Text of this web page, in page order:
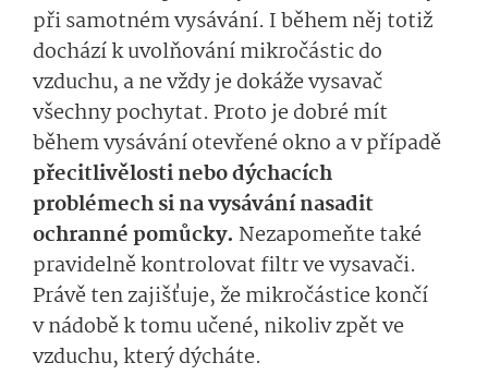
při samotném vysávání. I během něj totiž
dochází k uvolňování mikročástic do
vzduchu, a ne vždy je dokáže vysavač
všechny pochytat. Proto je dobré mít
během vysávání otevřené okno a v případě
přecitlivělosti nebo dýchacích
problémech si na vysávání nasadit
ochranné pomůcky. Nezapomeňte také
pravidelně kontrolovat filtr ve vysavači.
Právě ten zajišťuje, že mikročástice končí
v nádobě k tomu učené, nikoliv zpět ve
vzduchu, který dýcháte.